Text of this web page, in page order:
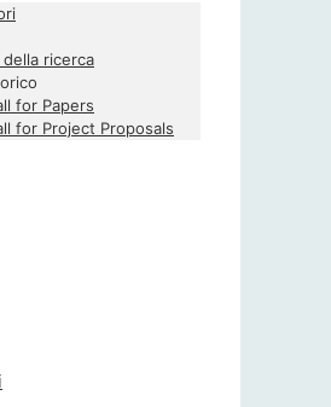
ricerca
for Papers
for Project Proposals